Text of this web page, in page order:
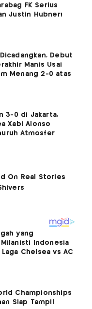
FK Serius
Justin Hubner!
Debut
Manis Usai
Menang 2-0 atas
3-0 di Jakarta,
Xabi Alonso
Atmosfer
yang
Indonesia
Laga Chelsea vs AC
Championships
Siap Tampil